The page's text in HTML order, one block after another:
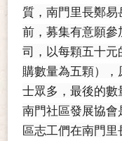
質，南門里長鄭
前，募集有意願
司，以每顆五十
購數量為五顆），
士眾多，最後的數
南門社區發展協
區志工們在南門